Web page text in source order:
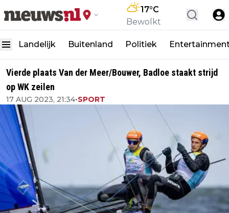
17°C
Bewolkt
Landelijk Buitenland Politiek
Vierde plaats Van der Meer/Bouwer, Badloe staakt strijd
op WK zeilen
17 AUG 2023, 21:34•SPORT